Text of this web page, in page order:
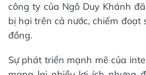
công ty của Ngô Duy Khánh
bị hại trên cả nước, chiếm đoạt
đồng.
Sự phát triển mạnh mẽ của